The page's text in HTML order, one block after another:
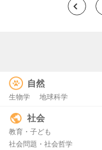
<
自然
生物学 地球科学
社会
教育・子ども
社会問題・社会哲学